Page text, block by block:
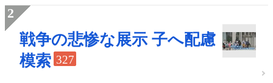
戦争の悲惨な展示 子へ配慮
模索 327